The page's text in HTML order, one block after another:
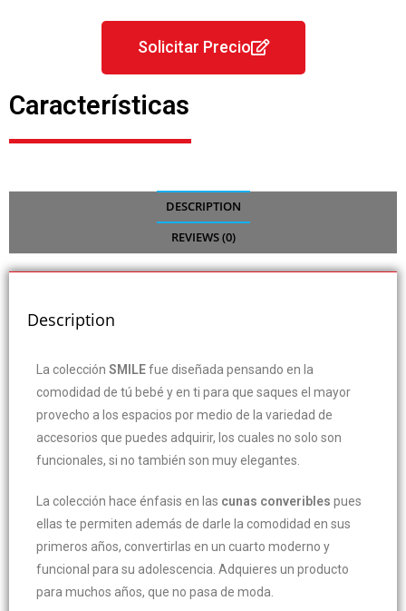
Solicitar Precio
Características
DESCRIPTION
REVIEWS (0)
Description
La colección SMILEfue diseñada pensando en la
comodidad de tú bebé y en ti para que saques el mayor
provecho a los espacios por medio de la variedad de
accesorios que puedes adquirir, los cuales no solo son
funcionales, si no también son muy elegantes.
La colección hace énfasis en las cunas converibles pues
ellas te permiten además de darle la comodidad en sus
primeros años, convertirlas en un cuarto moderno y
funcional para su adolescencia. Adquieres un producto
para muchos años, que no pasa de moda.